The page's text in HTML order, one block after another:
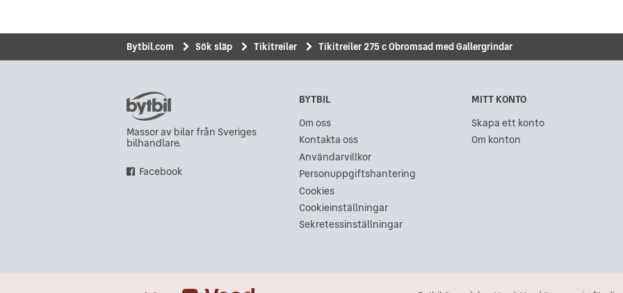
Bytbil.com Sök släp Tikitreiler Tikitreiler 275 c Obromsad med Gallergrindar
Massor av bilar från Sveriges
bilhandlare.
Facebook
BYTBIL
Om oss
Kontakta oss
Användarvillkor
Personuppgiftshantering
Cookies
Cookieinställningar
Sekretessinställningar
MITT KONTO
Skapa ett konto
Om konton